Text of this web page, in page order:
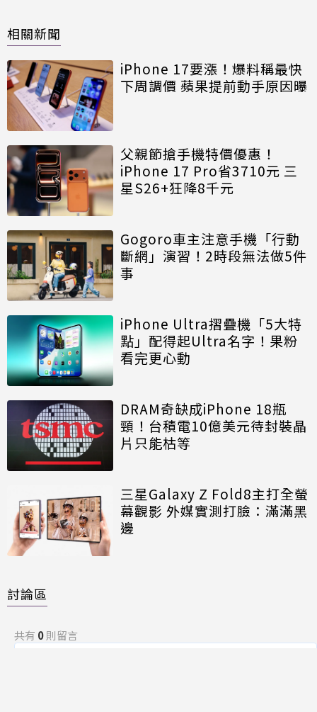
相關新聞
iPhone 17要漲！爆料稱最快
下周調價 蘋果提前動手原因曝
父親節搶手機特價優惠！
iPhone 17 Pro省3710元 三
星S26+狂降8千元
Gogoro車主注意手機「行動
斷網」演習！2時段無法做5件
事
iPhone Ultra摺疊機「5大特
點」配得起Ultra名字！果粉
看完更心動
DRAM奇缺成iPhone 18瓶
頸！台積電10億美元待封裝晶
片只能枯等
三星Galaxy Z Fold8主打全螢
幕觀影 外媒實測打臉：滿滿黑
邊
討論區
共有 0則留言